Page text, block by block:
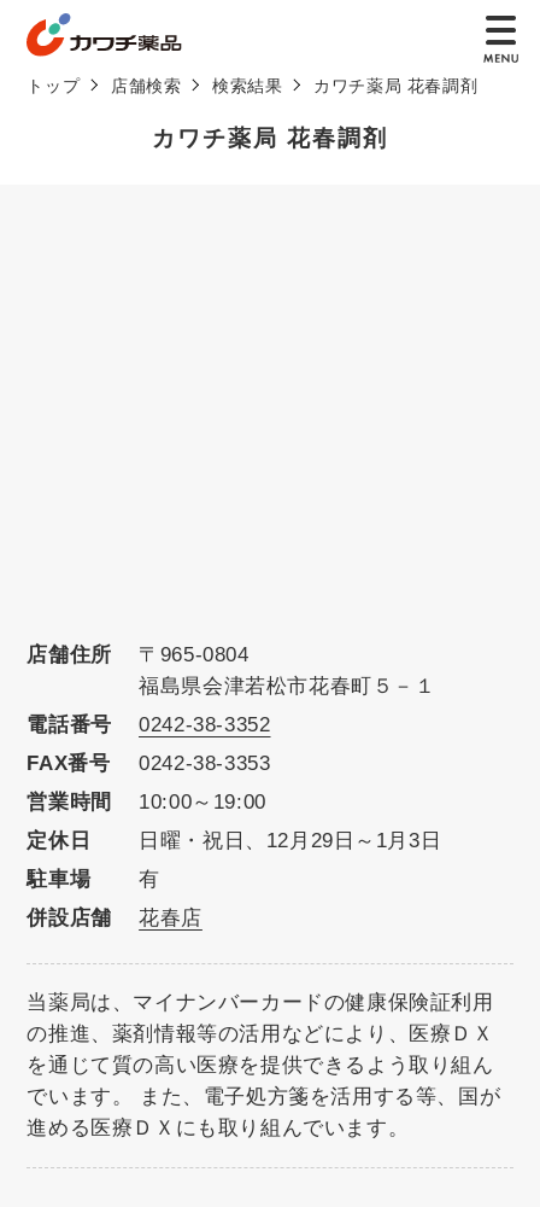
トップ 店舗検索 検索結果 カワチ薬局 花春調剤
カワチ薬局 花春調剤
店舗住所
〒965-0804
福島県会津若松市花春町５－１
電話番号
0242-38-3352
FAX番号
0242-38-3353
営業時間
10:00～19:00
定休日
日曜・祝日、12月29日～1月3日
駐車場
有
併設店舗
花春店
当薬局は、マイナンバーカードの健康保険証利用
の推進、薬剤情報等の活用などにより、医療ＤＸ
を通じて質の高い医療を提供できるよう取り組ん
でいます。 また、電子処方箋を活用する等、国が
進める医療ＤＸにも取り組んでいます。